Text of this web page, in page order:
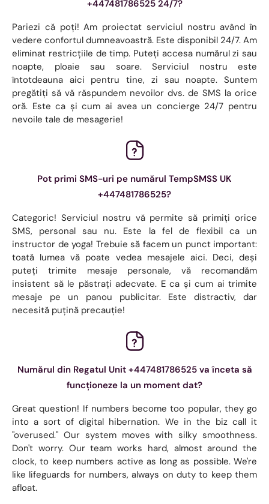
+447481786525 24/7?
Pariezi că poți! Am proiectat serviciul nostru având în
vedere confortul dumneavoastră. Este disponibil 24/7. Am
eliminat restricțiile de timp. Puteți accesa numărul zi sau
noapte, ploaie sau soare. Serviciul nostru este
întotdeauna aici pentru tine, zi sau noapte. Suntem
pregătiți să vă răspundem nevoilor dvs. de SMS la orice
oră. Este ca și cum ai avea un concierge 24/7 pentru
nevoile tale de mesagerie!
Pot primi SMS-uri pe numărul TempSMSS UK
+447481786525?
Categoric! Serviciul nostru vă permite să primiți orice
SMS, personal sau nu. Este la fel de flexibil ca un
instructor de yoga! Trebuie să facem un punct important:
toată lumea vă poate vedea mesajele aici. Deci, deși
puteți trimite mesaje personale, vă recomandăm
insistent să le păstrați adecvate. E ca și cum ai trimite
mesaje pe un panou publicitar. Este distractiv, dar
necesită puțină precauție!
Numărul din Regatul Unit +447481786525 va înceta să
funcționeze la un moment dat?
Great question! If numbers become too popular, they go
into a sort of digital hibernation. We in the biz call it
"overused." Our system moves with silky smoothness.
Don't worry. Our team works hard, almost around the
clock, to keep numbers active as long as possible. We're
like lifeguards for numbers, always on duty to keep them
afloat.